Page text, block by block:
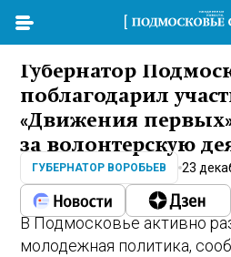
Губернатор
поблагодарил
«Движения
за волонтерскую
ГУБЕРНАТОР ВОРОБЬЕВ 23
В Подмосковье активно
молодежная политика,